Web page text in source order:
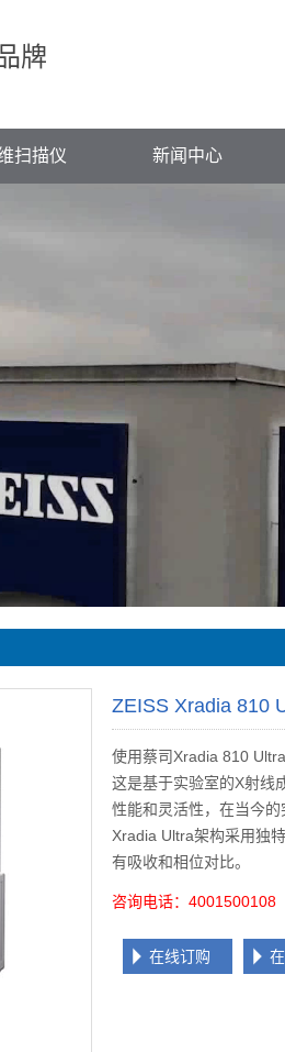
牌
扫描仪 新闻中心
ZEISS Xradia 810
使用蔡司Xradia 810
这是基于实验室的X射线
性能和灵活性，在当今
Xradia Ultra架构采用独
有吸收和相位对比。
咨询电话：4001500108
在线订购